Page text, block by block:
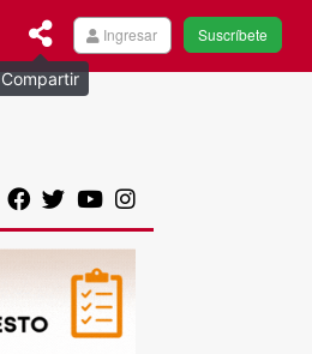
Suscríbete
Ingresar
Compartir